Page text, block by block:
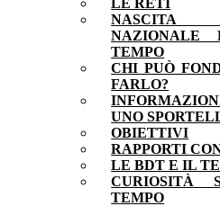
LE RETI
NASCITA
NAZIONALE
TEMPO
CHI PUÒ
FARLO?
UNO
OBIETTIVI
RAPPORTI
LE BDT E IL
CURIOSITÀ
TEMPO